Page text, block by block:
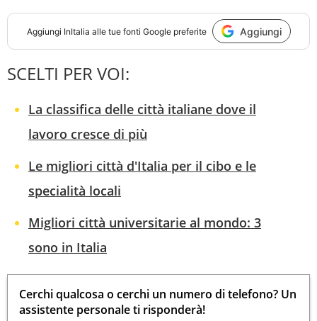
Aggiungi InItalia alle tue fonti Google preferite Aggiungi
SCELTI PER VOI:
La classifica delle città italiane dove il
lavoro cresce di più
Le migliori città d'Italia per il cibo e le
specialità locali
Migliori città universitarie al mondo: 3
sono in Italia
Cerchi qualcosa o cerchi un numero di telefono? Un
assistente personale ti risponderà!